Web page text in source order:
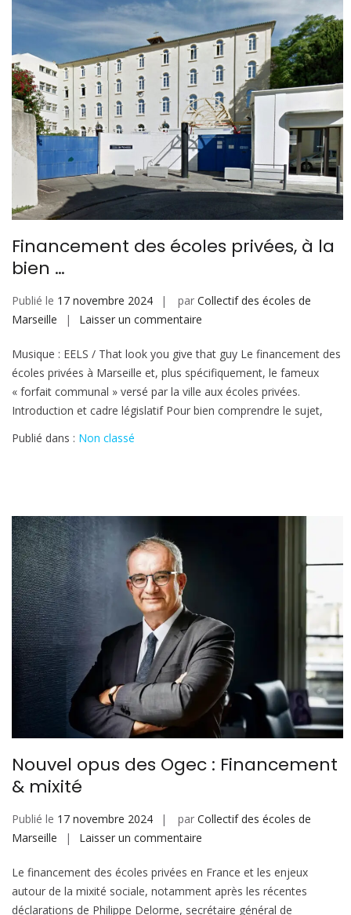
Financement des écoles privées, à la
bien …
Publié le 17 novembre 2024 par Collectif des écoles de
Marseille
Laisser un commentaire
des
écoles
privées,
à
Musique : EELS / That look you give that guy Le financement des
écoles privées à Marseille et, plus spécifiquement, le fameux
« forfait communal » versé par la ville aux écoles privées.
Introduction et cadre législatif Pour bien comprendre le sujet,
Publié dans : Non classé
Nouvel opus des Ogec : Financement
& mixité
Publié le 17 novembre 2024 par Collectif des écoles de
Marseille
Laisser un commentaire
opus
des
Ogec
Le financement des écoles privées en France et les enjeux
autour de la mixité sociale, notamment après les récentes
déclarations de Philippe Delorme, secrétaire général de